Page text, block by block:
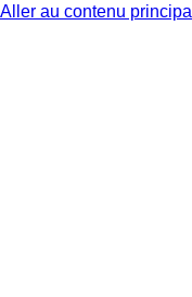
Aller au contenu principal